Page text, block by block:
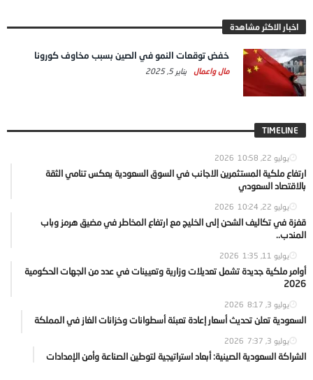
اخبار الاكثر مشاهدة
خفض توقعات النمو في الصين بسبب مخاوف كورونا
مال واعمال يناير 5, 2025
TIMELINE
يوليو 22, 2026 10:58
ارتفاع ملكية المستثمرين الاجانب في السوق السعودية يعكس تنامي الثقة
بالاقتصاد السعودي
يوليو 22, 2026 10:24
قفزة في تكاليف الشحن إلى الخليج مع ارتفاع المخاطر في مضيق هرمز وباب
المندب..
يوليو 11, 2026 1:35
أوامر ملكية جديدة تشمل تعديلات وزارية وتعيينات في عدد من الجهات الحكومية
2026
يوليو 3, 2026 8:17
السعودية تعلن تحديث أسعار إعادة تعبئة أسطوانات وخزانات الغاز في المملكة
يوليو 3, 2026 7:37
الشراكة السعودية الصينية: أبعاد استراتيجية لتوطين الصناعة وأمن الإمدادات